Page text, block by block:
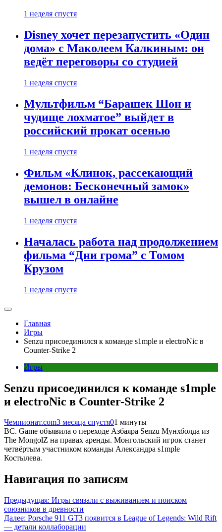
1 неделя спустя
Disney хочет перезапустить «Один
дома» с Маколеем Калкиным: он
ведёт переговоры со студией
1 неделя спустя
Мультфильм “Барашек Шон и
чудище лохматое” выйдет в
российский прокат осенью
1 неделя спустя
Фильм «Клинок, рассекающий
демонов: Бесконечный замок»
вышел в онлайне
1 неделя спустя
Началась работа над продолжением
фильма “Дни грома” с Томом
Крузом
1 неделя спустя
Главная
Игры
Senzu присоединился к команде s1mple и electroNic в
Counter-Strike 2
Игры
Senzu присоединился к команде s1mple
и electroNic в Counter-Strike 2
Чемпионат.com3 месяца спустя01 минуты
BC. Game объявила о переходе Азбаяра Senzu Мунхболда из
The MongolZ на правах аренды. Монгольский игрок станет
четвёртым участником команды Александра s1mple
Костылева.
Навигация по записям
Предыдущая: Игры связали с выживанием и поиском
союзников в древности
Далее: Porsche 911 GT3 появится в League of Legends: Wild Rift
— детали коллаборации